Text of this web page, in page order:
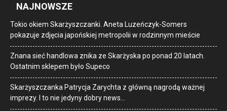
NAJNOWSZE
Tokio okiem Skarżyszczanki. Aneta Luzeńczyk-Somers
pokazuje zdjęcia japońskiej metropolii w rodzinnym mieście
Znana sieć handlowa znika ze Skarżyska po ponad 20 latach.
Ostatnim sklepem było Supeco
Skarżyszczanka Patrycja Zarychta z główną nagrodą ważnej
imprezy. I to nie jedyny dobry news…